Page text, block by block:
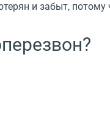
и забыт,